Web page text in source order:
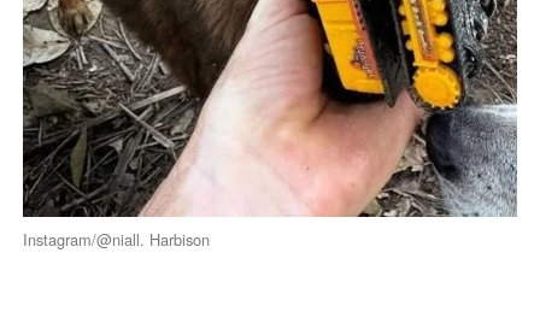
Instagram/@niall. Harbison